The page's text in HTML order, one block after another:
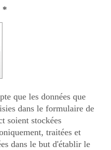
Captcha (code anti-spam) *
que les données que
dans le formulaire de
soient stockées
traitées et
dans le but d'établir le